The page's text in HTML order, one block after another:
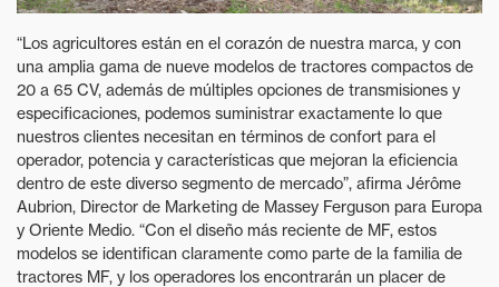
“Los agricultores están en el corazón de nuestra marca, y con
una amplia gama de nueve modelos de tractores compactos de
20 a 65 CV, además de múltiples opciones de transmisiones y
especificaciones, podemos suministrar exactamente lo que
nuestros clientes necesitan en términos de confort para el
operador, potencia y características que mejoran la eficiencia
dentro de este diverso segmento de mercado”, afirma Jérôme
Aubrion, Director de Marketing de Massey Ferguson para Europa
y Oriente Medio. “Con el diseño más reciente de MF, estos
modelos se identifican claramente como parte de la familia de
tractores MF, y los operadores los encontrarán un placer de